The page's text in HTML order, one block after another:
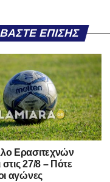
ΕΠΊΣΗΣ
Ερασιτεχνών
27/8 – Πότε
αγώνες